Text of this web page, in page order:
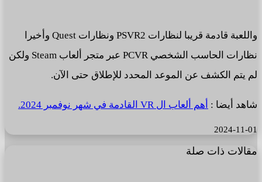
واللعبة قادمة قريبا لنظارات PSVR2 ونظارات Quest وأخيرا
نظارات الحاسب الشخصي PCVR عبر متجر ألعاب Steam ولكن
لم يتم الكشف عن الموعد المحدد للإطلاق حتى الآن.
شاهد أيضا : أهم ألعاب ال VR القادمة في شهر نوفمبر 2024.
2024-11-01
مقالات ذات صلة